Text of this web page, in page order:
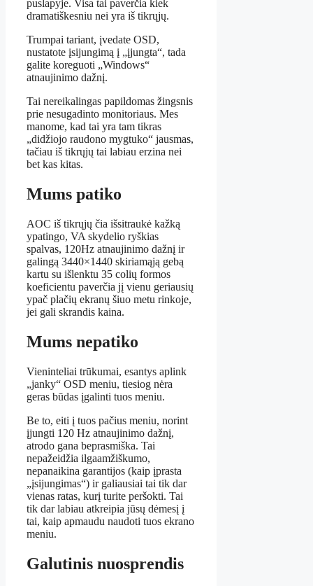
puslapyje. Visa tai paverčia kiek
dramatiškesniu nei yra iš tikrųjų.
Trumpai tariant, įvedate OSD,
nustatote įsijungimą į „įjungta“, tada
galite koreguoti „Windows“
atnaujinimo dažnį.
Tai nereikalingas papildomas žingsnis
prie nesugadinto monitoriaus. Mes
manome, kad tai yra tam tikras
„didžiojo raudono mygtuko“ jausmas,
tačiau iš tikrųjų tai labiau erzina nei
bet kas kitas.
Mums patiko
AOC iš tikrųjų čia išsitraukė kažką
ypatingo, VA skydelio ryškias
spalvas, 120Hz atnaujinimo dažnį ir
galingą 3440×1440 skiriamąją gebą
kartu su išlenktu 35 colių formos
koeficientu paverčia jį vienu geriausių
ypač plačių ekranų šiuo metu rinkoje,
jei gali skrandis kaina.
Mums nepatiko
Vieninteliai trūkumai, esantys aplink
„janky“ OSD meniu, tiesiog nėra
geras būdas įgalinti tuos meniu.
Be to, eiti į tuos pačius meniu, norint
įjungti 120 Hz atnaujinimo dažnį,
atrodo gana beprasmiška. Tai
nepažeidžia ilgaamžiškumo,
nepanaikina garantijos (kaip įprasta
„įsijungimas“) ir galiausiai tai tik dar
vienas ratas, kurį turite peršokti. Tai
tik dar labiau atkreipia jūsų dėmesį į
tai, kaip apmaudu naudoti tuos ekrano
meniu.
Galutinis nuosprendis